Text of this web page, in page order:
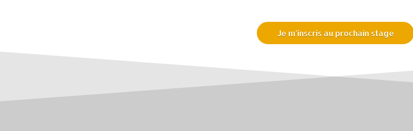
Je m’inscris au prochain stage